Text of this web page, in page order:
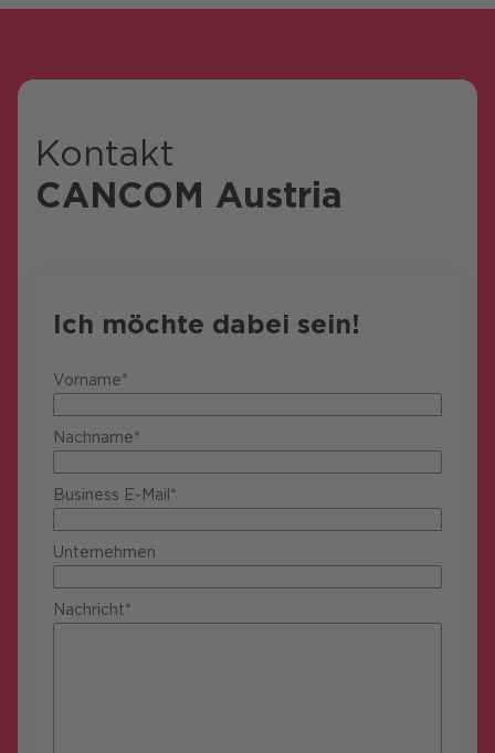
Kontakt
CANCOM Austria
Ich möchte dabei sein!
Vorname*
Nachname*
Business E-Mail*
Unternehmen
Nachricht*